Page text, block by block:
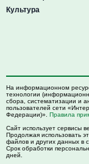
Культура
На информационном
технологии
сбора, систематизации и
пользователей сети
Федерации)». Правила
Сайт использует сервисы
Продолжая использовать
файлов и других данных в
Срок обработки
дней.